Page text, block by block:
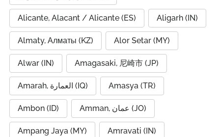
Alicante, Alacant / Alicante (ES) Aligarh (IN)
Almaty, Алматы (KZ) Alor Setar (MY)
Alwar (IN) Amagasaki, 尼崎市 (JP)
Amarah, العمارة (IQ) Amasya (TR)
Ambon (ID) Amman, عمان (JO)
Ampang Jaya (MY) Amravati (IN)